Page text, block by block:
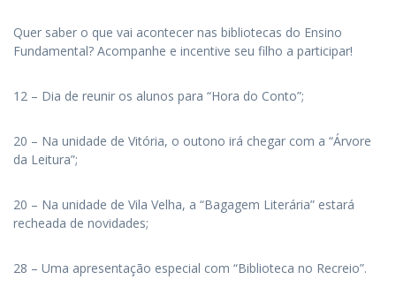
Quer saber o que vai acontecer nas bibliotecas do Ensino
Fundamental? Acompanhe e incentive seu filho a participar!
12 – Dia de reunir os alunos para “Hora do Conto”;
20 – Na unidade de Vitória, o outono irá chegar com a “Árvore
da Leitura”;
20 – Na unidade de Vila Velha, a “Bagagem Literária” estará
recheada de novidades;
28 – Uma apresentação especial com “Biblioteca no Recreio”.